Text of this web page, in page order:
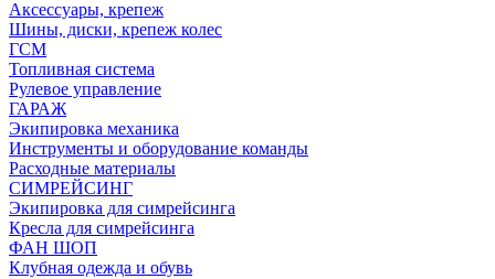
Аксессуары, крепеж
Шины, диски, крепеж колес
ГСМ
Топливная система
Рулевое управление
ГАРАЖ
Экипировка механика
Инструменты и оборудование команды
Расходные материалы
СИМРЕЙСИНГ
Экипировка для симрейсинга
Кресла для симрейсинга
ФАН ШОП
Клубная одежда и обувь